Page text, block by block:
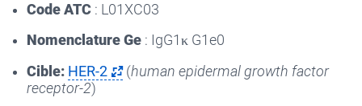
Code ATC : L01XC03
Nomenclature Ge : IgG1κ G1e0
Cible: HER-2 (human epidermal growth factor
receptor-2)